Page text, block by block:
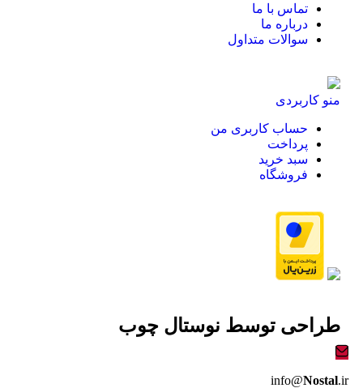
تماس با ما
درباره ما
سوالات متداول
منو کاربردی
حساب کاربری من
پرداخت
سبد خرید
فروشگاه
طراحی توسط نوستال چوب
info@Nostal.ir